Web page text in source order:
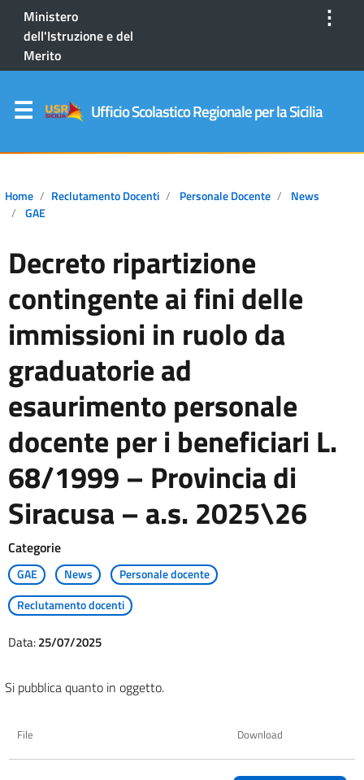
Ministero
dell'Istruzione e del
Merito
⋮
Ufficio Scolastico Regionale per la Sicilia
Home Reclutamento Docenti Personale Docente
News
GAE
Decreto ripartizione
contingente ai fini delle
immissioni in ruolo da
graduatorie ad
esaurimento personale
docente per i beneficiari L.
68/1999 – Provincia di
Siracusa – a.s. 2025\26
Categorie
GAE News
Personale docente
Reclutamento docenti
Data:25/07/2025
Si pubblica quanto in oggetto.
File Download